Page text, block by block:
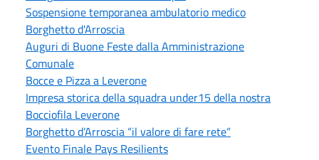
Sospensione temporanea ambulatorio medico
Borghetto d'Arroscia
Auguri di Buone Feste dalla Amministrazione
Comunale
Bocce e Pizza a Leverone
Impresa storica della squadra under15 della nostra
Bocciofila Leverone
Borghetto d’Arroscia “il valore di fare rete“
Evento Finale Pays Resilients